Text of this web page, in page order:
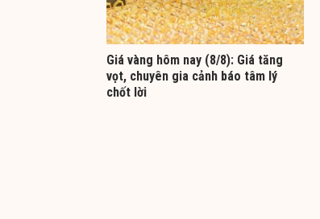
Giá vàng hôm nay (8/8): Giá tăng
vọt, chuyên gia cảnh báo tâm lý
chốt lời